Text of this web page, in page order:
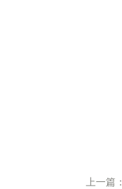
上一篇：